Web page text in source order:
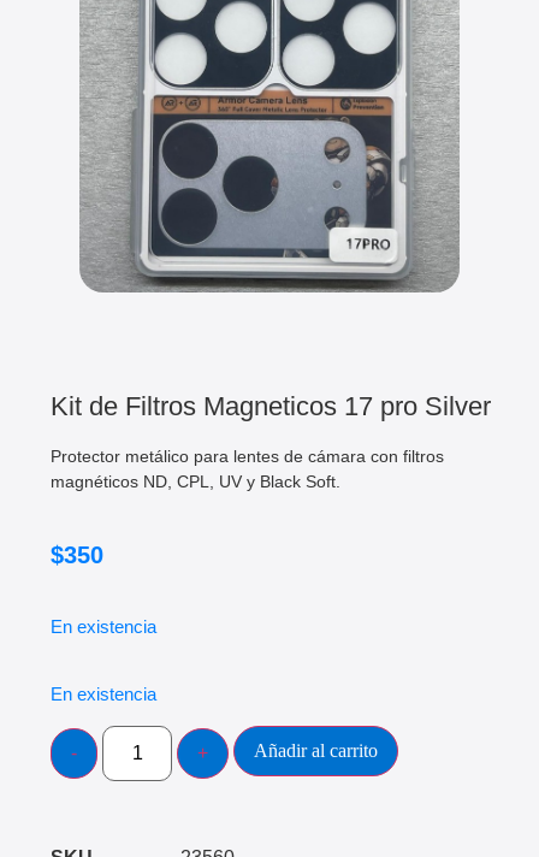
Kit de Filtros Magneticos 17 pro Silver
Protector metálico para lentes de cámara con filtros
magnéticos ND, CPL, UV y Black Soft.
$350
En existencia
En existencia
Añadir al carrito